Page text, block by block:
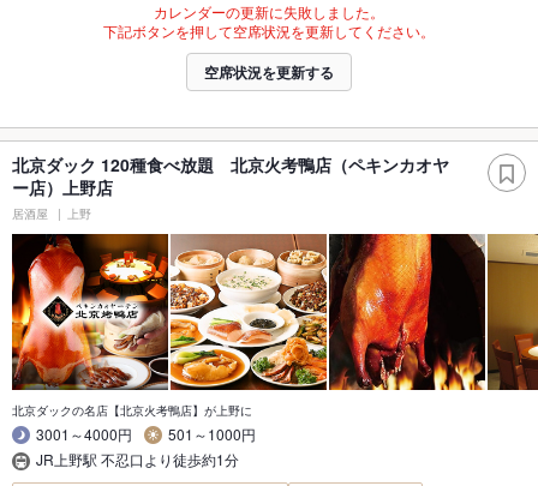
カレンダーの更新に失敗しました。
下記ボタンを押して空席状況を更新してください。
空席状況を更新する
北京ダック 120種食べ放題 北京火考鴨店（ペキンカオヤ
ー店）上野店
居酒屋 上野
北京ダックの名店【北京火考鴨店】が上野に
3001～4000円
501～1000円
JR上野駅 不忍口より徒歩約1分